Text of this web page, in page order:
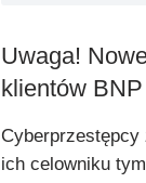
Uwaga!
klientów
Cyberprzestępcy
ich celowniku